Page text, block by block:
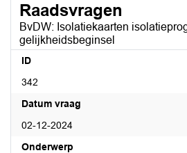
Raadsvragen
BvDW: Isolatiekaarten
gelijkheidsbeginsel
ID
342
Datum vraag
02-12-2024
Onderwerp